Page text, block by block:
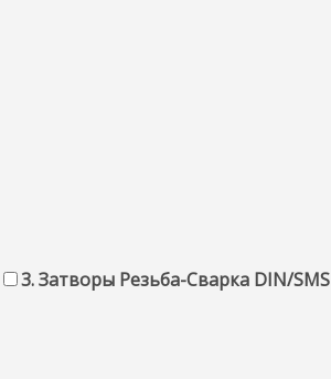
3. Затворы Резьба-Сварка DIN/SMS